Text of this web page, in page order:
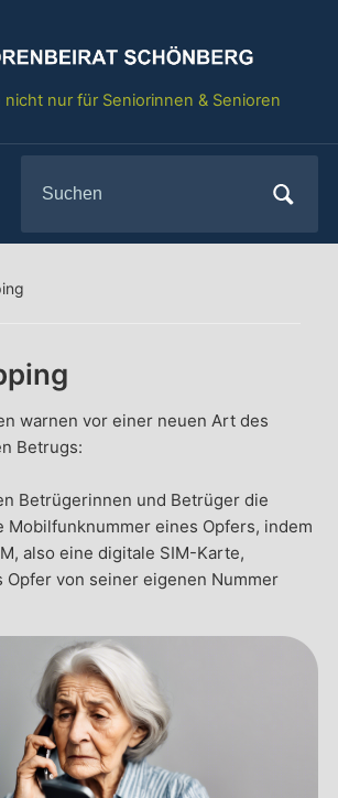
nicht nur für Seniorinnen & Senioren
for:
warnen vor einer neuen Art des
Betrugs:
Betrügerinnen und Betrüger die
Mobilfunknummer eines Opfers, indem
also eine digitale SIM-Karte,
Opfer von seiner eigenen Nummer